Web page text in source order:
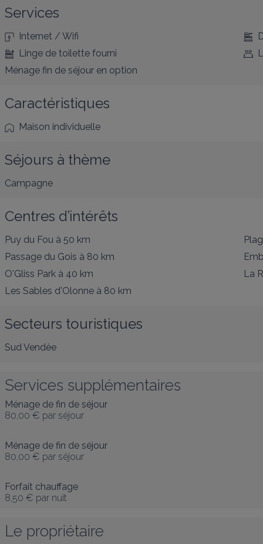
Services
Internet / Wifi
Linge de toilette fourni
Ménage fin de séjour en option
Caractéristiques
Maison individuelle
Séjours à thème
Campagne
Centres d’intérêts
Puy du Fou à 50 km
Passage du Gois à 80 km
O'Gliss Park à 40 km
La
Les Sables d'Olonne à 80 km
Secteurs touristiques
Sud Vendée
Services supplémentaires
Ménage de fin de séjour
80,00 € par séjour
Ménage de fin de séjour
80,00 € par séjour
Forfait chauffage
8,50 € par nuit
Le propriétaire